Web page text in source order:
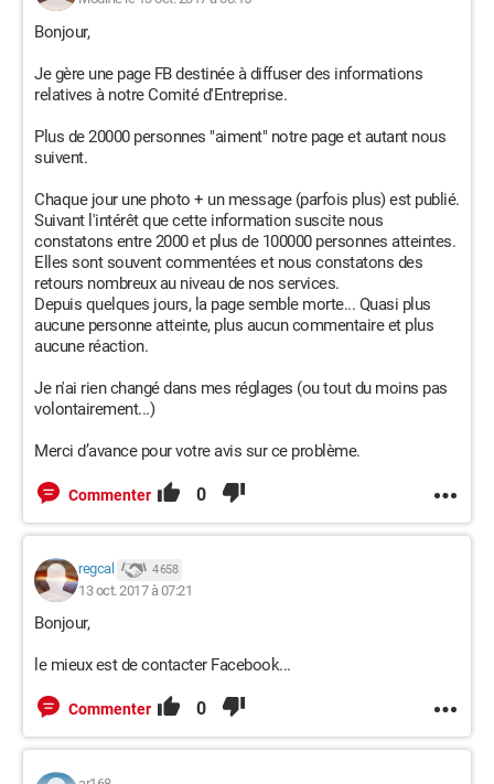
Bonjour,
Je gère une page FB destinée à diffuser des informations
relatives à notre Comité d'Entreprise.
Plus de 20000 personnes "aiment" notre page et autant nous
suivent.
Chaque jour une photo + un message (parfois plus) est publié.
Suivant l'intérêt que cette information suscite nous
constatons entre 2000 et plus de 100000 personnes atteintes.
Elles sont souvent commentées et nous constatons des
retours nombreux au niveau de nos services.
Depuis quelques jours, la page semble morte... Quasi plus
aucune personne atteinte, plus aucun commentaire et plus
aucune réaction.
Je n'ai rien changé dans mes réglages (ou tout du moins pas
volontairement...)
Merci d’avance pour votre avis sur ce problème.
Commenter 0
regcal 4 658
13 oct. 2017 à 07:21
Bonjour,
le mieux est de contacter Facebook...
Commenter 0